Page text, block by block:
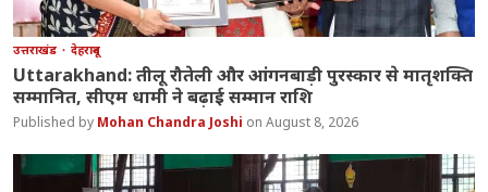
उत्तराखंड देहरादून
Uttarakhand: तीलू रौतेली और आंगनबाड़ी पुरस्कार से मातृशक्ति
सम्मानित, सीएम धामी ने बढ़ाई सम्मान राशि
Mohan Chandra Joshi August 8, 2026